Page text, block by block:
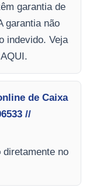
garantia de
garantia não
indevido. Veja
de Caixa
//
no